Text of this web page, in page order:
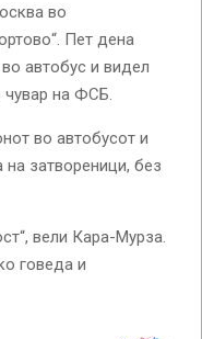
во
Пет дена
автобус и видел
чувар на ФСБ.
во автобусот и
на затвореници, без
вели Кара-Мурза.
говеда и